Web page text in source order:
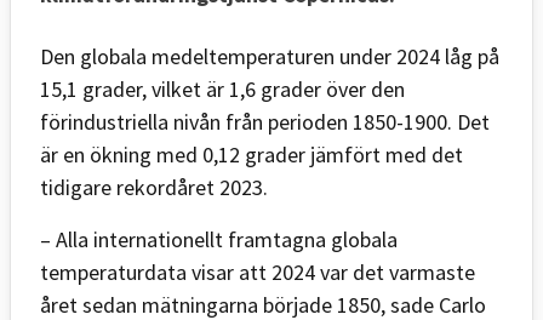
Den globala medeltemperaturen under 2024 låg på
15,1 grader, vilket är 1,6 grader över den
förindustriella nivån från perioden 1850-1900. Det
är en ökning med 0,12 grader jämfört med det
tidigare rekordåret 2023.
– Alla internationellt framtagna globala
temperaturdata visar att 2024 var det varmaste
året sedan mätningarna började 1850, sade Carlo